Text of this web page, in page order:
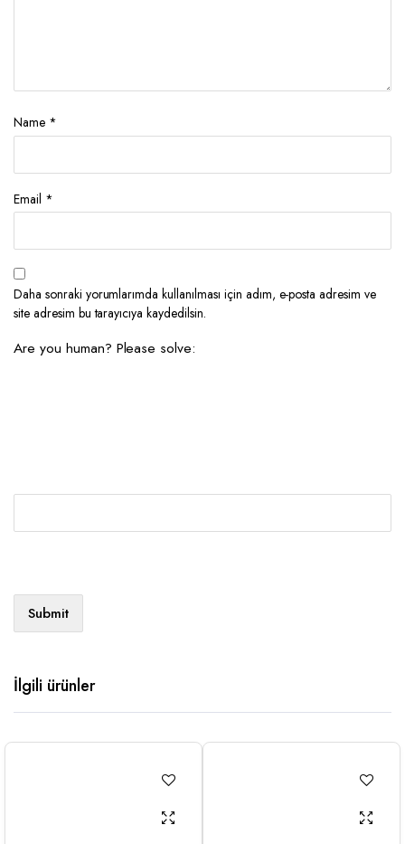
Name *
Email *
Daha sonraki yorumlarımda kullanılması için adım, e-posta adresim ve
site adresim bu tarayıcıya kaydedilsin.
Are you human? Please solve:
İlgili ürünler